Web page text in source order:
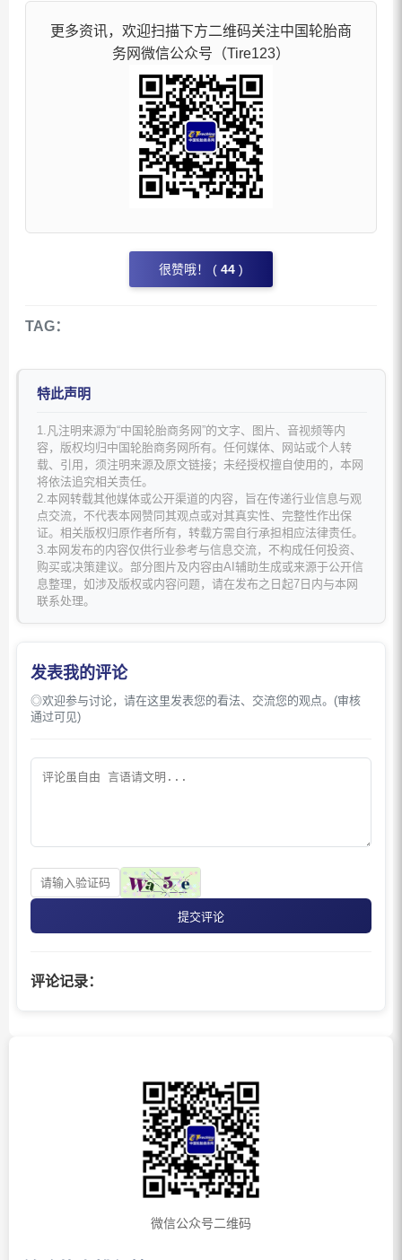
更多资讯，欢迎扫描下方二维码关注中国轮胎商
务网微信公众号（Tire123）
很赞哦！ ( 44 )
TAG：
特此声明
1.凡注明来源为“中国轮胎商务网”的文字、图片、音视频等内
容，版权均归中国轮胎商务网所有。任何媒体、网站或个人转
载、引用，须注明来源及原文链接；未经授权擅自使用的，本网
将依法追究相关责任。
2.本网转载其他媒体或公开渠道的内容，旨在传递行业信息与观
点交流，不代表本网赞同其观点或对其真实性、完整性作出保
证。相关版权归原作者所有，转载方需自行承担相应法律责任。
3.本网发布的内容仅供行业参考与信息交流，不构成任何投资、
购买或决策建议。部分图片及内容由AI辅助生成或来源于公开信
息整理，如涉及版权或内容问题，请在发布之日起7日内与本网
联系处理。
发表我的评论
◎欢迎参与讨论，请在这里发表您的看法、交流您的观点。(审核
通过可见)
提交评论
评论记录：
微信公众号二维码